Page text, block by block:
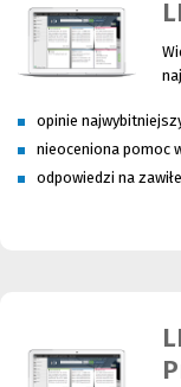
opinie
nieoceniona pomoc
odpowiedzi na